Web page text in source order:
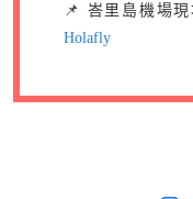
📌 峇里島機場
Holafly